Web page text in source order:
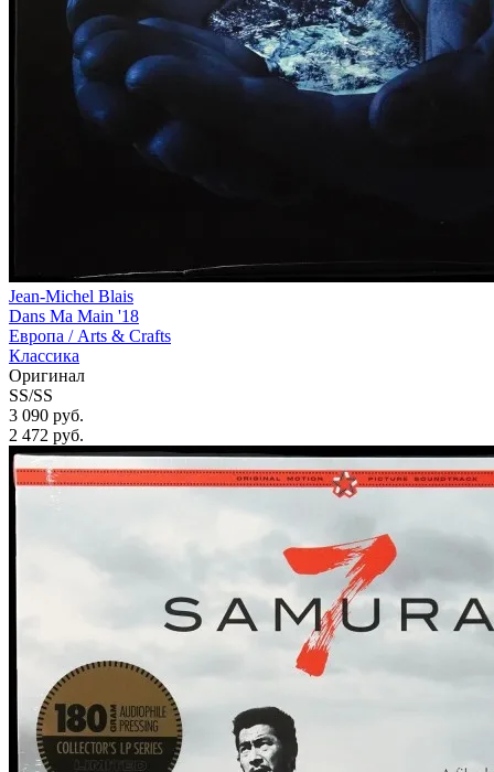
Jean-Michel Blais
Dans Ma Main '18
Европа / Arts & Crafts
Классика
Оригинал
SS/SS
3 090 руб.
2 472 руб.